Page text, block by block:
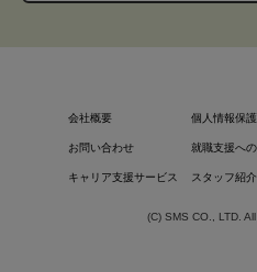
会社概要 個人情報保
お問い合わせ 就職支援へ
キャリア支援サービス スタッフ紹介
(C) SMS CO., LTD.